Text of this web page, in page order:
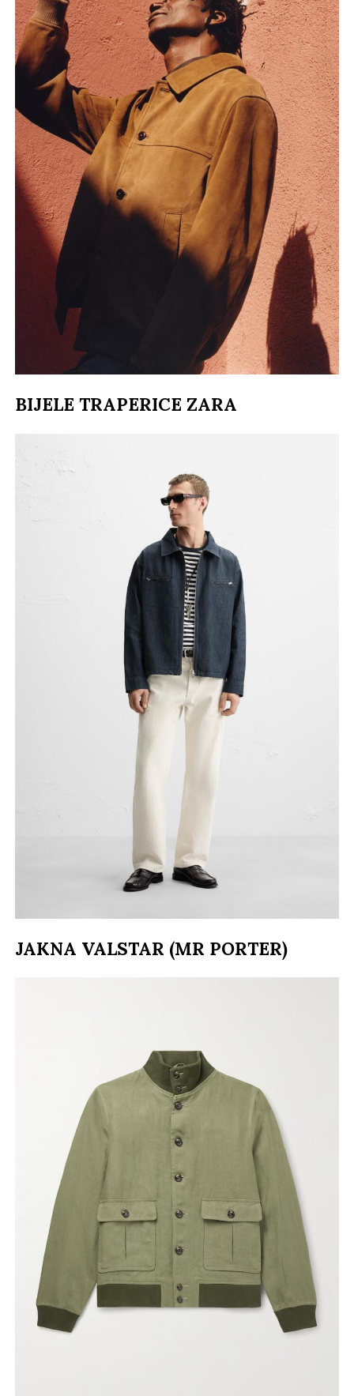
BIJELE TRAPERICE ZARA
JAKNA VALSTAR (MR PORTER)